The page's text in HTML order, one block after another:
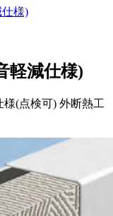
様)
軽減仕様)
様(点検可) 外断熱工